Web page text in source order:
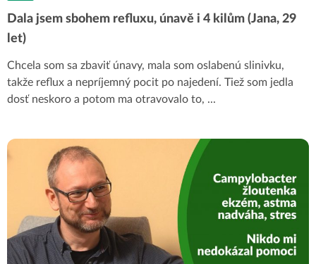
Dala jsem sbohem refluxu, únavě i 4 kilům (Jana, 29
let)
Chcela som sa zbaviť únavy, mala som oslabenú slinivku,
takže reflux a nepríjemný pocit po najedení. Tiež som jedla
dosť neskoro a potom ma otravovalo to, ...